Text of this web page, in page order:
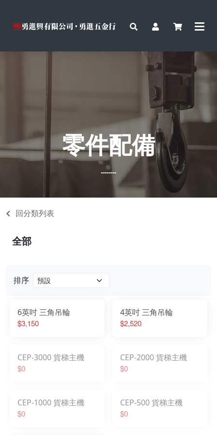
零件配備
--------
回分類列表
排序
6英吋 三角吊輪
$3,150
4英吋 三角吊輪
$2,520
CEP-3000 貨梯主機
$0
CEP-2000 貨梯主機
$0
CEP-1000 貨梯主機
$0
CEP-500 貨梯主機
$0
全部